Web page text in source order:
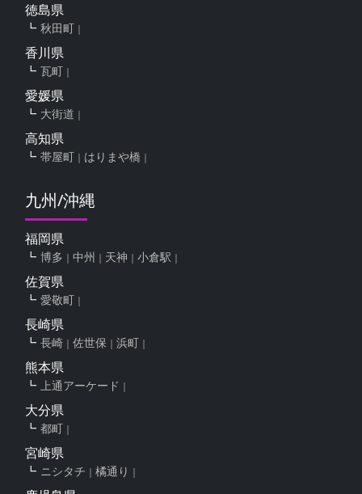
徳島県
秋田町
香川県
瓦町
愛媛県
大街道
高知県
帯屋町 はりまや橋
九州/沖縄
福岡県
博多 中州 天神 小倉駅
佐賀県
愛敬町
長崎県
長崎 佐世保 浜町
熊本県
上通アーケード
大分県
都町
宮崎県
ニシタチ 橘通り